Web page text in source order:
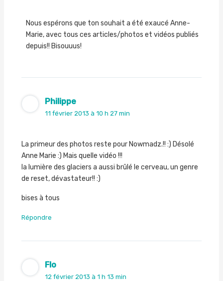
Nous espérons que ton souhait a été exaucé Anne-
Marie, avec tous ces articles/photos et vidéos publiés
depuis!! Bisouuus!
Philippe
11 février 2013 à 10 h 27 min
La primeur des photos reste pour Nowmadz.!! :) Désolé
Anne Marie :) Mais quelle vidéo !!!
la lumière des glaciers a aussi brûlé le cerveau, un genre
de reset, dévastateur!! :)
bises à tous
Répondre
Flo
12 février 2013 à 1 h 13 min